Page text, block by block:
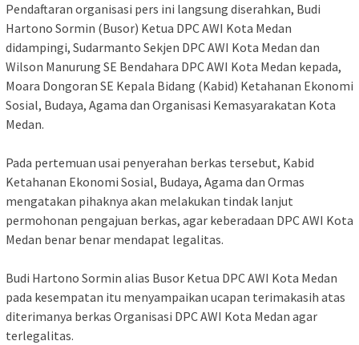
Pendaftaran organisasi pers ini langsung diserahkan, Budi
Hartono Sormin (Busor) Ketua DPC AWI Kota Medan
didampingi, Sudarmanto Sekjen DPC AWI Kota Medan dan
Wilson Manurung SE Bendahara DPC AWI Kota Medan kepada,
Moara Dongoran SE Kepala Bidang (Kabid) Ketahanan Ekonomi
Sosial, Budaya, Agama dan Organisasi Kemasyarakatan Kota
Medan.
Pada pertemuan usai penyerahan berkas tersebut, Kabid
Ketahanan Ekonomi Sosial, Budaya, Agama dan Ormas
mengatakan pihaknya akan melakukan tindak lanjut
permohonan pengajuan berkas, agar keberadaan DPC AWI Kota
Medan benar benar mendapat legalitas.
Budi Hartono Sormin alias Busor Ketua DPC AWI Kota Medan
pada kesempatan itu menyampaikan ucapan terimakasih atas
diterimanya berkas Organisasi DPC AWI Kota Medan agar
terlegalitas.